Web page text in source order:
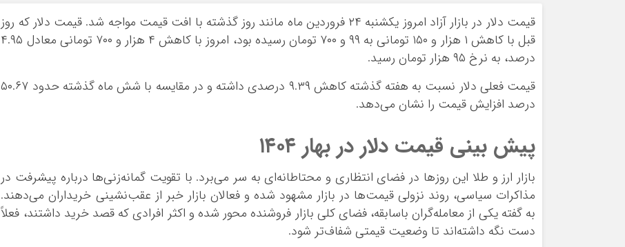
اخبار بانکی و اقتصادی
بلیط اتوبوس
مسیرهای نجف به کربلا
قیمت دلار در بازار آزاد امروز یکشنبه ۲۴ فروردین ماه مانند روز گذشته با افت قیمت مواجه شد. قیمت دلار که روز
قبل با کاهش ۱ هزار و ۱۵۰ تومانی به ۹۹ و ۷۰۰ تومان رسیده بود، امروز با کاهش ۴ هزار و ۷۰۰ تومانی معادل ۴.۹۵
درصد، به نرخ ۹۵ هزار تومان رسید.
قیمت فعلی دلار نسبت به هفته گذشته کاهش ۹.۳۹ درصدی داشته و در مقایسه با شش ماه گذشته حدود ۵۰.۶۷
درصد افزایش قیمت را نشان می‌دهد.
پیش بینی قیمت دلار در بهار ۱۴۰۴
بازار ارز و طلا این روزها در فضای انتظاری و محتاطانه‌ای به سر می‌برد. با تقویت گمانه‌زنی‌ها درباره پیشرفت در
مذاکرات سیاسی، روند نزولی قیمت‌ها در بازار مشهود شده و فعالان بازار خبر از عقب‌نشینی خریداران می‌دهند.
به گفته یکی از معامله‌گران باسابقه، فضای کلی بازار فروشنده‌ محور شده و اکثر افرادی که قصد خرید داشتند، فعلاً
دست نگه داشته‌اند تا وضعیت قیمتی شفاف‌تر شود.